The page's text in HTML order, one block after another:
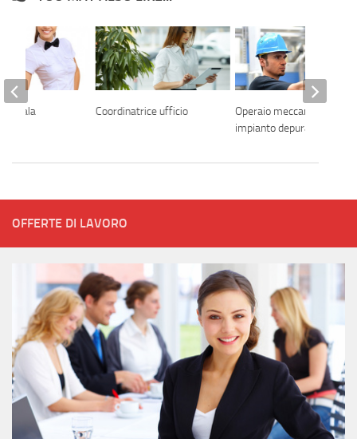
Coordinatrice ufficio
Operaio meccanico
impianto depurazione
di sala
OFFERTE DI LAVORO